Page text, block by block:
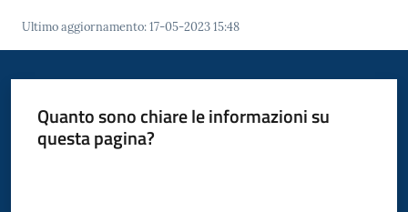
Ultimo aggiornamento:17-05-2023 15:48
Quanto sono chiare le informazioni su
questa pagina?